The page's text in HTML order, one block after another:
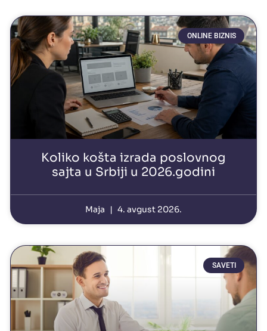
ONLINE BIZNIS
Koliko košta izrada poslovnog
sajta u Srbiji u 2026.godini
Maja 4. avgust 2026.
SAVETI